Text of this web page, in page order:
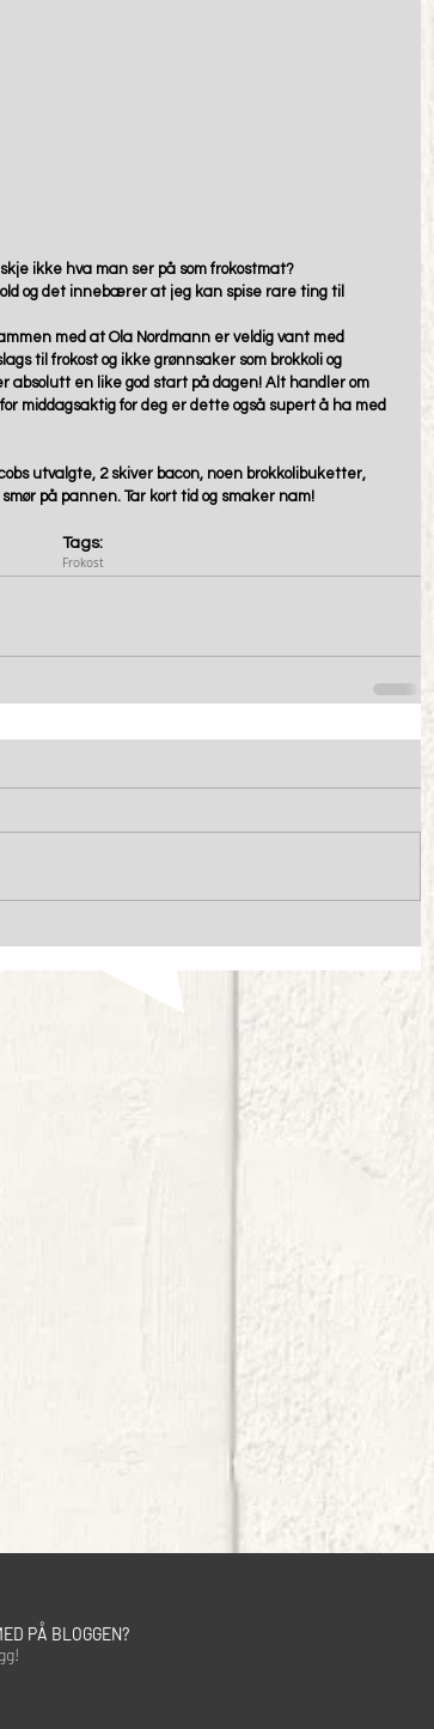
ikke hva man ser på som frokostmat?
og det innebærer at jeg kan spise rare ting til
med at Ola Nordmann er veldig vant med
til frokost og ikke grønnsaker som brokkoli og
absolutt en like god start på dagen! Alt handler om
middagsaktig for deg er dette også supert å ha med
utvalgte, 2 skiver bacon, noen brokkolibuketter,
på pannen. Tar kort tid og smaker nam!
Tags:
Frokost
PÅ BLOGGEN?